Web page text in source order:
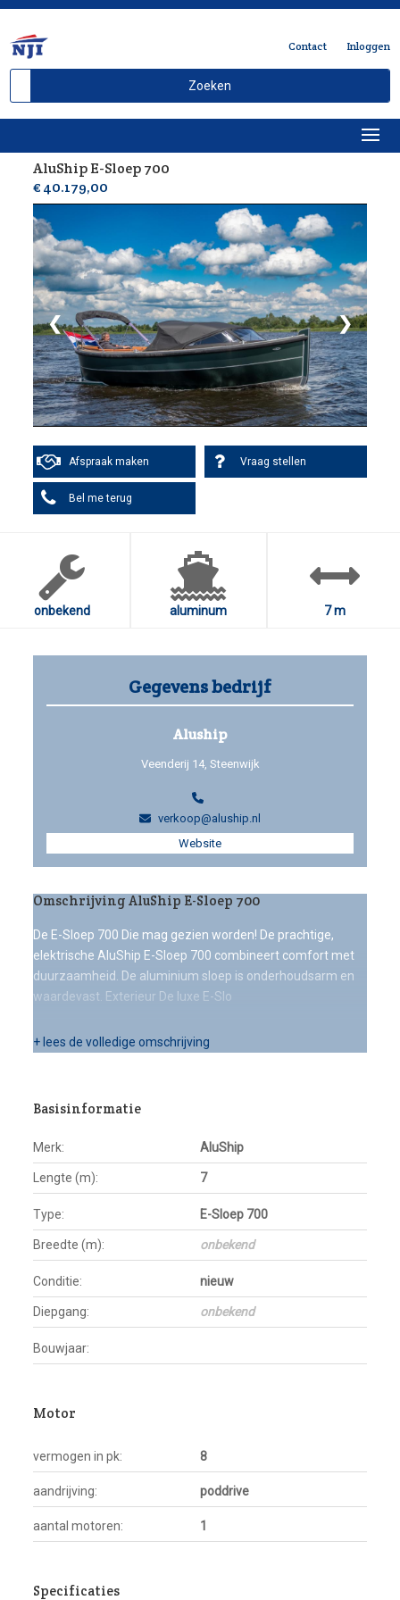
Contact Inloggen
AluShip E-Sloep 700
€ 40.179,00
❮ ❯
Afspraak maken Vraag stellen
Bel me terug
onbekend aluminum 7 m
Gegevens bedrijf
Aluship
Veenderij 14, Steenwijk
verkoop@aluship.nl
Website
Omschrijving AluShip E-Sloep 700
De E-Sloep 700 Die mag gezien worden! De prachtige,
elektrische AluShip E-Sloep 700 combineert comfort met
duurzaamheid. De aluminium sloep is onderhoudsarm en
waardevast. Exterieur De luxe E-Slo
+ lees de volledige omschrijving
Basisinformatie
Merk: AluShip
Lengte (m): 7
Type: E-Sloep 700
Breedte (m): onbekend
Conditie: nieuw
Diepgang: onbekend
Bouwjaar:
Motor
vermogen in pk: 8
aandrijving: poddrive
aantal motoren: 1
Specificaties